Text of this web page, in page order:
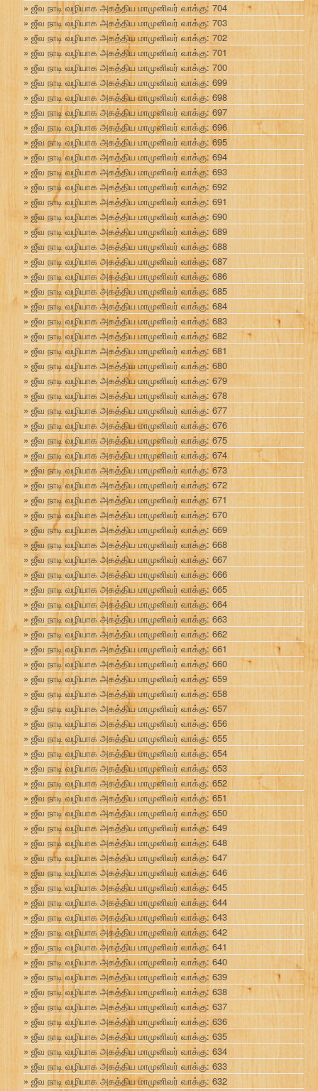
ஜீவ நாடி வழியாக அகத்திய மாமுனிவர் வாக்கு: 704
ஜீவ நாடி வழியாக அகத்திய மாமுனிவர் வாக்கு: 703
ஜீவ நாடி வழியாக அகத்திய மாமுனிவர் வாக்கு: 702
ஜீவ நாடி வழியாக அகத்திய மாமுனிவர் வாக்கு: 701
ஜீவ நாடி வழியாக அகத்திய மாமுனிவர் வாக்கு: 700
ஜீவ நாடி வழியாக அகத்திய மாமுனிவர் வாக்கு: 699
ஜீவ நாடி வழியாக அகத்திய மாமுனிவர் வாக்கு: 698
ஜீவ நாடி வழியாக அகத்திய மாமுனிவர் வாக்கு: 697
ஜீவ நாடி வழியாக அகத்திய மாமுனிவர் வாக்கு: 696
ஜீவ நாடி வழியாக அகத்திய மாமுனிவர் வாக்கு: 695
ஜீவ நாடி வழியாக அகத்திய மாமுனிவர் வாக்கு: 694
ஜீவ நாடி வழியாக அகத்திய மாமுனிவர் வாக்கு: 693
ஜீவ நாடி வழியாக அகத்திய மாமுனிவர் வாக்கு: 692
ஜீவ நாடி வழியாக அகத்திய மாமுனிவர் வாக்கு: 691
ஜீவ நாடி வழியாக அகத்திய மாமுனிவர் வாக்கு: 690
ஜீவ நாடி வழியாக அகத்திய மாமுனிவர் வாக்கு: 689
ஜீவ நாடி வழியாக அகத்திய மாமுனிவர் வாக்கு: 688
ஜீவ நாடி வழியாக அகத்திய மாமுனிவர் வாக்கு: 687
ஜீவ நாடி வழியாக அகத்திய மாமுனிவர் வாக்கு: 686
ஜீவ நாடி வழியாக அகத்திய மாமுனிவர் வாக்கு: 685
ஜீவ நாடி வழியாக அகத்திய மாமுனிவர் வாக்கு: 684
ஜீவ நாடி வழியாக அகத்திய மாமுனிவர் வாக்கு: 683
ஜீவ நாடி வழியாக அகத்திய மாமுனிவர் வாக்கு: 682
ஜீவ நாடி வழியாக அகத்திய மாமுனிவர் வாக்கு: 681
ஜீவ நாடி வழியாக அகத்திய மாமுனிவர் வாக்கு: 680
ஜீவ நாடி வழியாக அகத்திய மாமுனிவர் வாக்கு: 679
ஜீவ நாடி வழியாக அகத்திய மாமுனிவர் வாக்கு: 678
ஜீவ நாடி வழியாக அகத்திய மாமுனிவர் வாக்கு: 677
ஜீவ நாடி வழியாக அகத்திய மாமுனிவர் வாக்கு: 676
ஜீவ நாடி வழியாக அகத்திய மாமுனிவர் வாக்கு: 675
ஜீவ நாடி வழியாக அகத்திய மாமுனிவர் வாக்கு: 674
ஜீவ நாடி வழியாக அகத்திய மாமுனிவர் வாக்கு: 673
ஜீவ நாடி வழியாக அகத்திய மாமுனிவர் வாக்கு: 672
ஜீவ நாடி வழியாக அகத்திய மாமுனிவர் வாக்கு: 671
ஜீவ நாடி வழியாக அகத்திய மாமுனிவர் வாக்கு: 670
ஜீவ நாடி வழியாக அகத்திய மாமுனிவர் வாக்கு: 669
ஜீவ நாடி வழியாக அகத்திய மாமுனிவர் வாக்கு: 668
ஜீவ நாடி வழியாக அகத்திய மாமுனிவர் வாக்கு: 667
ஜீவ நாடி வழியாக அகத்திய மாமுனிவர் வாக்கு: 666
ஜீவ நாடி வழியாக அகத்திய மாமுனிவர் வாக்கு: 665
ஜீவ நாடி வழியாக அகத்திய மாமுனிவர் வாக்கு: 664
ஜீவ நாடி வழியாக அகத்திய மாமுனிவர் வாக்கு: 663
ஜீவ நாடி வழியாக அகத்திய மாமுனிவர் வாக்கு: 662
ஜீவ நாடி வழியாக அகத்திய மாமுனிவர் வாக்கு: 661
ஜீவ நாடி வழியாக அகத்திய மாமுனிவர் வாக்கு: 660
ஜீவ நாடி வழியாக அகத்திய மாமுனிவர் வாக்கு: 659
ஜீவ நாடி வழியாக அகத்திய மாமுனிவர் வாக்கு: 658
ஜீவ நாடி வழியாக அகத்திய மாமுனிவர் வாக்கு: 657
ஜீவ நாடி வழியாக அகத்திய மாமுனிவர் வாக்கு: 656
ஜீவ நாடி வழியாக அகத்திய மாமுனிவர் வாக்கு: 655
ஜீவ நாடி வழியாக அகத்திய மாமுனிவர் வாக்கு: 654
ஜீவ நாடி வழியாக அகத்திய மாமுனிவர் வாக்கு: 653
ஜீவ நாடி வழியாக அகத்திய மாமுனிவர் வாக்கு: 652
ஜீவ நாடி வழியாக அகத்திய மாமுனிவர் வாக்கு: 651
ஜீவ நாடி வழியாக அகத்திய மாமுனிவர் வாக்கு: 650
ஜீவ நாடி வழியாக அகத்திய மாமுனிவர் வாக்கு: 649
ஜீவ நாடி வழியாக அகத்திய மாமுனிவர் வாக்கு: 648
ஜீவ நாடி வழியாக அகத்திய மாமுனிவர் வாக்கு: 647
ஜீவ நாடி வழியாக அகத்திய மாமுனிவர் வாக்கு: 646
ஜீவ நாடி வழியாக அகத்திய மாமுனிவர் வாக்கு: 645
ஜீவ நாடி வழியாக அகத்திய மாமுனிவர் வாக்கு: 644
ஜீவ நாடி வழியாக அகத்திய மாமுனிவர் வாக்கு: 643
ஜீவ நாடி வழியாக அகத்திய மாமுனிவர் வாக்கு: 642
ஜீவ நாடி வழியாக அகத்திய மாமுனிவர் வாக்கு: 641
ஜீவ நாடி வழியாக அகத்திய மாமுனிவர் வாக்கு: 640
ஜீவ நாடி வழியாக அகத்திய மாமுனிவர் வாக்கு: 639
ஜீவ நாடி வழியாக அகத்திய மாமுனிவர் வாக்கு: 638
ஜீவ நாடி வழியாக அகத்திய மாமுனிவர் வாக்கு: 637
ஜீவ நாடி வழியாக அகத்திய மாமுனிவர் வாக்கு: 636
ஜீவ நாடி வழியாக அகத்திய மாமுனிவர் வாக்கு: 635
ஜீவ நாடி வழியாக அகத்திய மாமுனிவர் வாக்கு: 634
ஜீவ நாடி வழியாக அகத்திய மாமுனிவர் வாக்கு: 633
ஜீவ நாடி வழியாக அகத்திய மாமுனிவர் வாக்கு: 632